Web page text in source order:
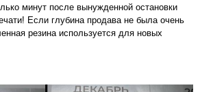
минут после вынужденной остановки
Если глубина продава не была очень
резина используется для новых